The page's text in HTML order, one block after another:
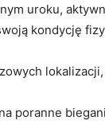
​uroku,‍
⁤kondycję
poranne